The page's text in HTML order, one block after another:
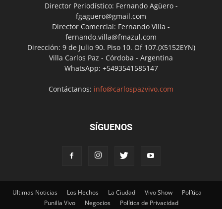
Director Periodístico: Fernando Agüero -
fgaguero@gmail.com
Director Comercial: Fernando Villa -
fernando.villa@fmazul.com
Dirección: 9 de Julio 90. Piso 10. Of 107.(X5152EYN)
Villa Carlos Paz - Córdoba - Argentina
WhatsApp: +5493541585147
Contáctanos: info@carlospazvivo.com
SÍGUENOS
Ultimas Noticias Los Hechos La Ciudad Vivo Show
Política
Punilla Vivo
Negocios Política de Privacidad